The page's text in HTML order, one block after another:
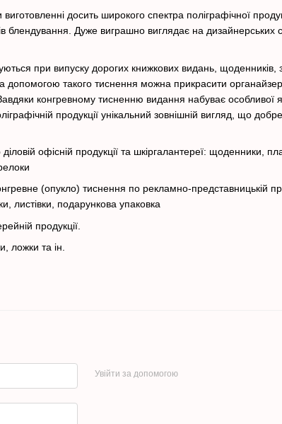
досить широкого спектра поліграфічної
Дуже виграшно виглядає на дизайнерських
при випуску дорогих книжкових видань, щоденників,
допомогою такого тиснення можна прикрасити
конгревному тисненню видання набуває особливої
продукції унікальний зовнішній вигляд, що
офісній продукції та шкіргалантереї: щоденники,
(опукло) тиснення по рекламно-представницькій
листівки, подарункова упаковка
продукції.
ложки та ін.
Увійти за допомогою